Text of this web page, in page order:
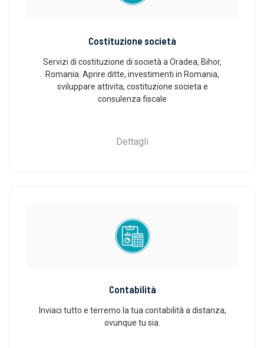
Costituzione società
Servizi di costituzione di società a Oradea, Bihor,
Romania. Aprire ditte, investimenti in Romania,
sviluppare attivita, costituzione societa e
consulenza fiscale
Dettagli
Contabilità
Inviaci tutto e terremo la tua contabilità a distanza,
ovunque tu sia.